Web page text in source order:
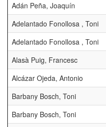
Adán Peña, Joaquín
Adelantado Fonollosa , Toni
Adelantado Fonollosa , Toni
Alasà Puig, Francesc
Alcázar Ojeda, Antonio
Barbany Bosch, Toni
Barbany Bosch, Toni